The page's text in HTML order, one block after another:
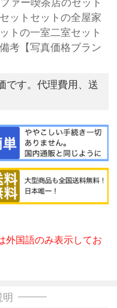
ットセットの全屋家
トの一室二室セット
考【写真価格ブラン
です。代理費用、送
外国語のみ表示してお
明